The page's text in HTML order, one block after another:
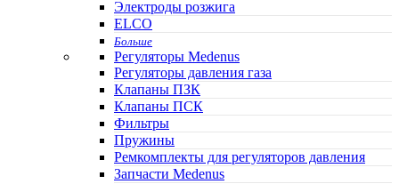
Электроды розжига
ELCO
Больше
Регуляторы Medenus
Регуляторы давления газа
Клапаны ПЗК
Клапаны ПСК
Фильтры
Пружины
Ремкомплекты для регуляторов давления
Запчасти Medenus